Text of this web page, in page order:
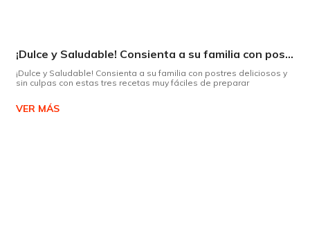
¡Dulce y Saludable! Consienta a su familia con postres deliciosos y sin culpas
¡Dulce y Saludable! Consienta a su familia con postres deliciosos y
sin culpas con estas tres recetas muy fáciles de preparar
VER MÁS